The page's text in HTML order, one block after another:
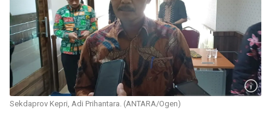
Sekdaprov Kepri, Adi Prihantara. (ANTARA/Ogen)